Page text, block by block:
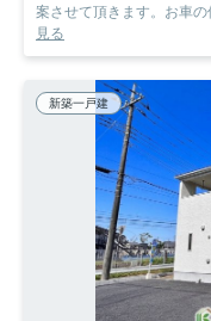
案させて頂きます。お車
見る
新築一戸建